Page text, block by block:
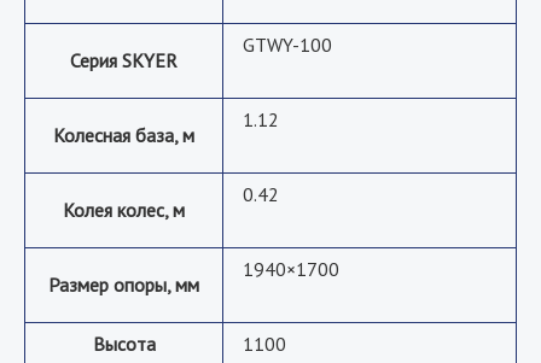
Серия SKYER
GTWY-100
Колесная база, м
1.12
Колея колес, м
0.42
Размер опоры, мм
1940×1700
Высота
1100